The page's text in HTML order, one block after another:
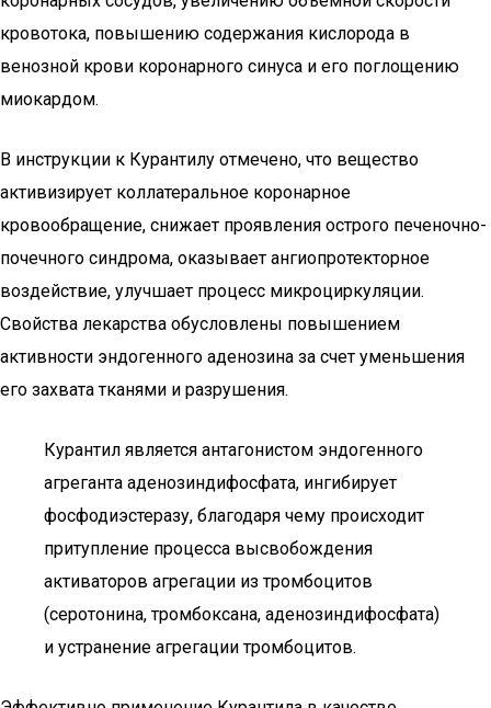
кровотока, повышению содержания кислорода в
венозной крови коронарного синуса и его поглощению
миокардом.
В инструкции к Курантилу отмечено, что вещество
активизирует коллатеральное коронарное
кровообращение, снижает проявления острого печеночно-
почечного синдрома, оказывает ангиопротекторное
воздействие, улучшает процесс микроциркуляции.
Свойства лекарства обусловлены повышением
активности эндогенного аденозина за счет уменьшения
его захвата тканями и разрушения.
Курантил является антагонистом эндогенного
агреганта аденозиндифосфата, ингибирует
фосфодиэстеразу, благодаря чему происходит
притупление процесса высвобождения
активаторов агрегации из тромбоцитов
(серотонина, тромбоксана, аденозиндифосфата)
и устранение агрегации тромбоцитов.